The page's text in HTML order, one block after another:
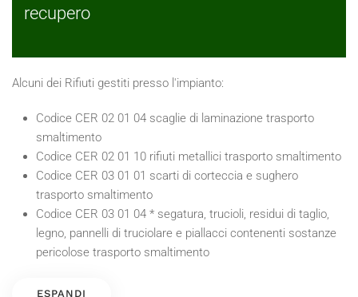
recupero
Alcuni dei Rifiuti gestiti presso l'impianto:
Codice CER 02 01 04 scaglie di laminazione trasporto
smaltimento
Codice CER 02 01 10 rifiuti metallici trasporto smaltimento
Codice CER 03 01 01 scarti di corteccia e sughero
trasporto smaltimento
Codice CER 03 01 04 * segatura, trucioli, residui di taglio,
legno, pannelli di truciolare e piallacci contenenti sostanze
pericolose trasporto smaltimento
ESPANDI